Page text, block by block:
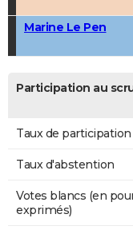
Marine Le Pen
Participation au
Taux de participation
Taux d'abstention
Votes blancs (en
exprimés)